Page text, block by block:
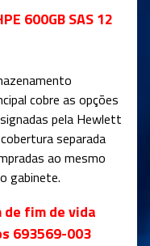
600GB SAS 12
cobre as opções
pela Hewlett
separada
ao mesmo
gabinete.
de fim de vida
693569-003